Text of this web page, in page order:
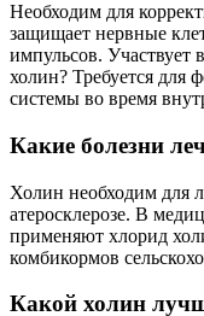
Необходим для
защищает нервные
импульсов. Участвует
холин? Требуется для
системы во время
Какие болезни
Холин необходим для
атеросклерозе. В
применяют хлорид
комбикормов
Какой холин